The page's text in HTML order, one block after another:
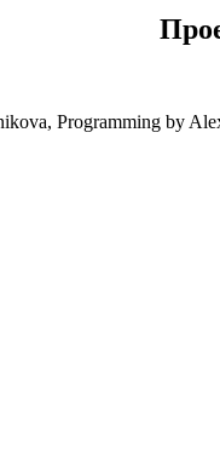
Programming by